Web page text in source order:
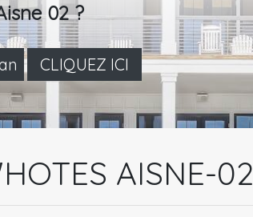
02 ?
CLIQUEZ ICI
AISNE-02